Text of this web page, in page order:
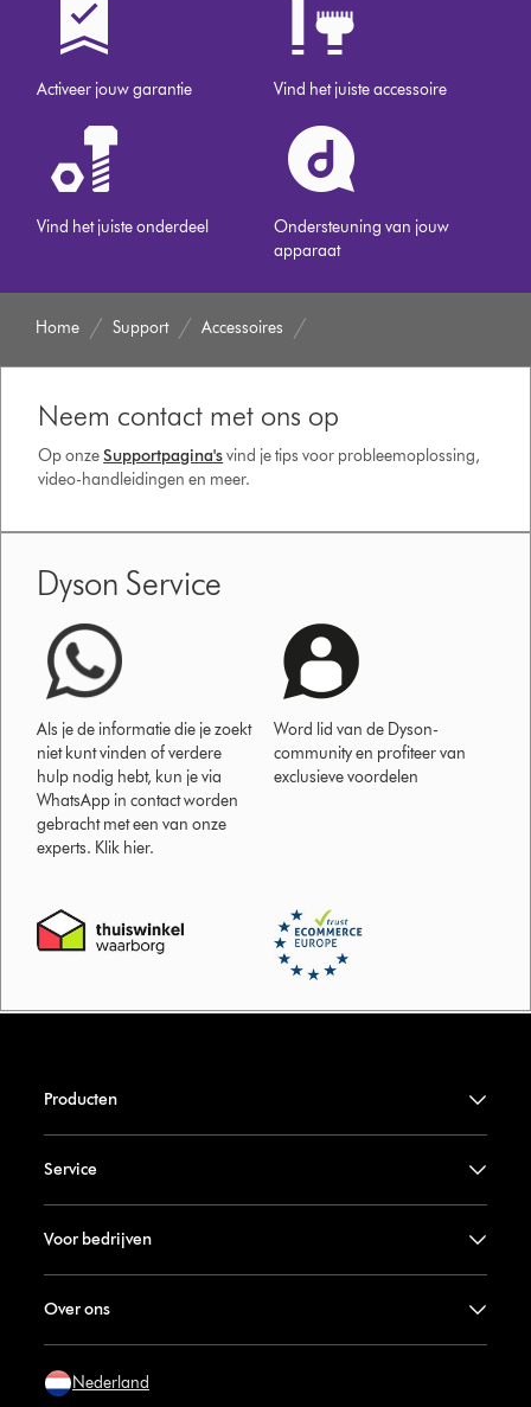
Activeer jouw garantie Vind het juiste accessoire
Vind het juiste onderdeel
Ondersteuning van jouw
apparaat
Home Support Accessoires
Neem contact met ons op
Op onzeSupportpagina'svind je tips voor probleemoplossing,
video-handleidingen en meer.
Dyson Service
Als je de informatie die je zoekt
niet kunt vinden of verdere
hulp nodig hebt, kun je via
WhatsApp in contact worden
gebracht met een van onze
experts. Klik hier.
Word lid van de Dyson-
community en profiteer van
exclusieve voordelen
Producten
Service
Voor bedrijven
Over ons
Nederland